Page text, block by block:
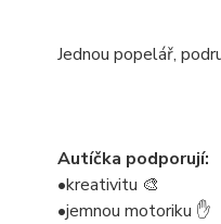
Jednou popelář,
Autíčka podporují:
•kreativitu 🎨
•jemnou motoriku ✋